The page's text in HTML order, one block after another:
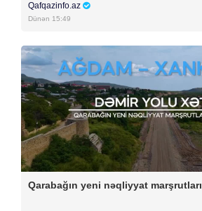
Qafqazinfo.az
Dünən 15:49
Qarabağın yeni nəqliyyat marşrutları